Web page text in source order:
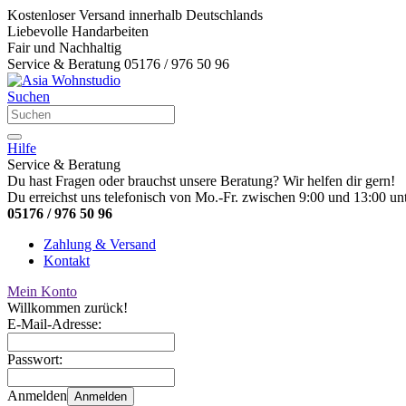
Kostenloser Versand innerhalb Deutschlands
Liebevolle Handarbeiten
Fair und Nachhaltig
Service & Beratung 05176 / 976 50 96
Suchen
Hilfe
Service & Beratung
Du hast Fragen oder brauchst unsere Beratung? Wir helfen dir gern!
Du erreichst uns telefonisch von Mo.-Fr. zwischen 9:00 und 13:00
05176 / 976 50 96
Zahlung & Versand
Kontakt
Mein Konto
Willkommen zurück!
E-Mail-Adresse:
Passwort:
Anmelden Anmelden